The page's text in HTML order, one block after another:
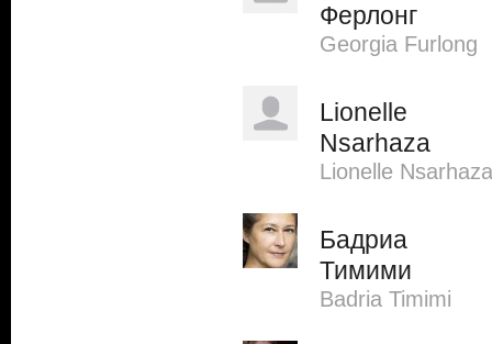
Ферлонг
Georgia Furlong
Lionelle
Nsarhaza
Lionelle Nsarhaza
Бадриа
Тимими
Badria Timimi